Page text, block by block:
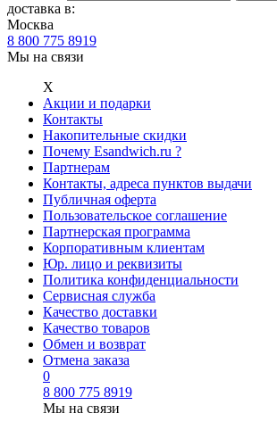
доставка в:
Москва
8 800 775 8919
Мы на связи
Х
Акции и подарки
Контакты
Накопительные скидки
Почему Esandwich.ru ?
Партнерам
Контакты, адреса пунктов выдачи
Публичная оферта
Пользовательское соглашение
Партнерская программа
Корпоративным клиентам
Юр. лицо и реквизиты
Политика конфиденциальности
Сервисная служба
Качество доставки
Качество товаров
Обмен и возврат
Отмена заказа
0
8 800 775 8919
Мы на связи